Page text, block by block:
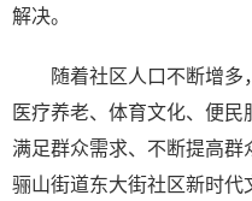
解决。
随着社区人口不断增多
医疗养老、体育文化、便
满足群众需求、不断提高
骊山街道东大街社区新时